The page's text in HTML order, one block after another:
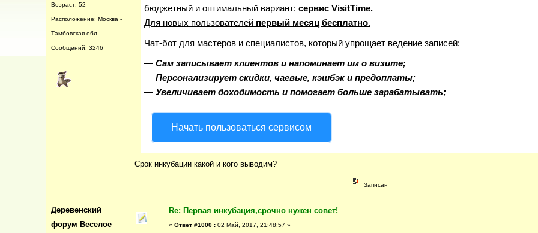
Возраст: 52
Расположение: Москва -
Тамбовская обл.
Сообщений: 3246
бюджетный и оптимальный вариант: сервис VisitTime.
Для новых пользователей первый месяц бесплатно.
Чат-бот для мастеров и специалистов, который упрощает ведение записей:
— Сам записывает клиентов и напоминает им о визите;
— Персонализирует скидки, чаевые, кэшбэк и предоплаты;
— Увеличивает доходимость и помогает больше зарабатывать;
Начать пользоваться сервисом
Срок инкубации какой и кого выводим?
Записан
Деревенский
форум Веселое
Re: Первая инкубация,срочно нужен совет!
« Ответ #1000 : 02 Май, 2017, 21:48:57 »